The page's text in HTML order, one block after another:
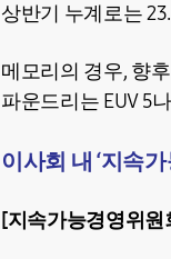
상반기 누계로는
메모리의 경우, 향
파운드리는 EUV 5
이사회 내 ‘지속
[지속가능경영위원